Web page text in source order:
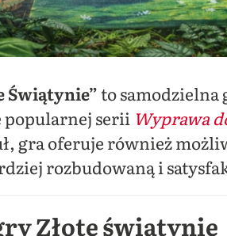
Świątynie”to samodzielna
serii Wyprawa
gra oferuje również
rozbudowaną i
Złote świątynie